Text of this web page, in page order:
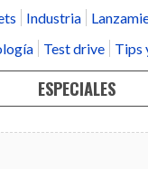
Industria
Test drive Tips
ESPECIALES